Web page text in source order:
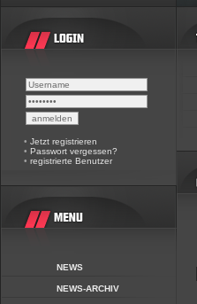
• Jetzt registrieren
• Passwort vergessen?
• registrierte Benutzer
NEWS
NEWS-ARCHIV